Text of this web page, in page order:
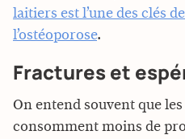
laitiers est l’une des clés
l’ostéoporose.
Fractures et
On entend souvent que
consomment moins de